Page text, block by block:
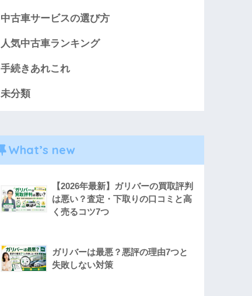
中古車サービスの選び方
人気中古車ランキング
手続きあれこれ
未分類
What’s new
【2026年最新】ガリバーの買取評判
は悪い？査定・下取りの口コミと高
く売るコツ7つ
ガリバーは最悪？悪評の理由7つと
失敗しない対策